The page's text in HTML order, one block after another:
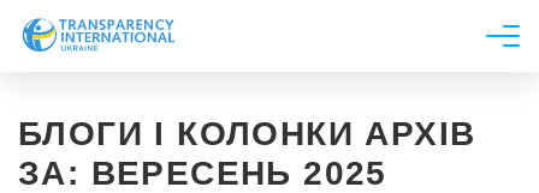
Новини
Дослідження
БЛОГИ І КОЛОНКИ АРХІВ
ЗА: ВЕРЕСЕНЬ 2025